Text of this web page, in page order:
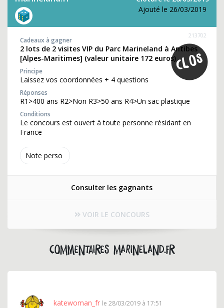
Ajouté le 26/03/2019
Note perso
213702
Cadeaux à gagner
2 lots de 2 visites VIP du Parc Marineland à Antibes
[Alpes-Maritimes] (valeur unitaire 172 euros)
Principe
Laissez vos coordonnées + 4 questions
Réponses
R1>400 ans R2>Non R3>50 ans R4>Un sac plastique
Conditions
Le concours est ouvert à toute personne résidant en
France
Consulter les gagnants
VOIR LE CONCOURS
Commentaires marineland.fr
katewoman_fr le 28/03/2019 à 17:51